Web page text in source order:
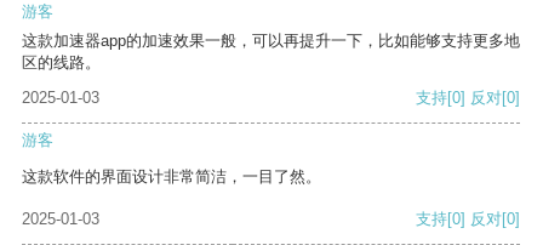
游客
这款加速器app的加速效果一般，可以再提升一下，比如能够支持更多地
区的线路。
2025-01-03
支持[0] 反对[0]
游客
这款软件的界面设计非常简洁，一目了然。
2025-01-03 支持[0] 反对[0]